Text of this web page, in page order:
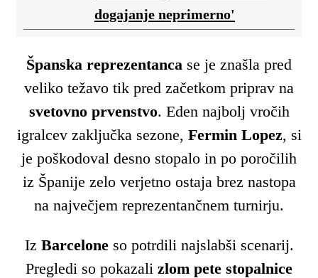
dogajanje neprimerno'
Španska reprezentanca se je znašla pred
veliko težavo tik pred začetkom priprav na
svetovno prvenstvo. Eden najbolj vročih
igralcev zaključka sezone, Fermin Lopez, si
je poškodoval desno stopalo in po poročilih
iz Španije zelo verjetno ostaja brez nastopa
na največjem reprezentančnem turnirju.
Iz Barceloneso potrdili najslabši scenarij.
Pregledi so pokazali zlom pete stopalnice